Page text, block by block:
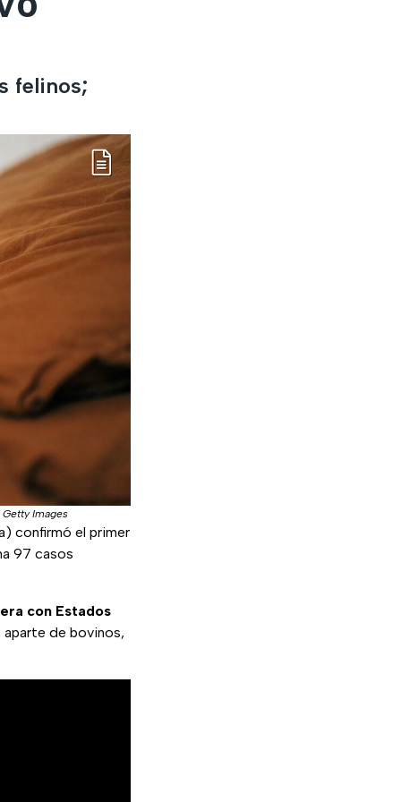
felinos;
Getty Images
confirmó el primer
97 casos
con Estados
de bovinos,